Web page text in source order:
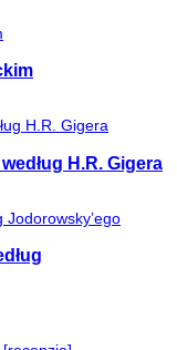
H.R. Gigera